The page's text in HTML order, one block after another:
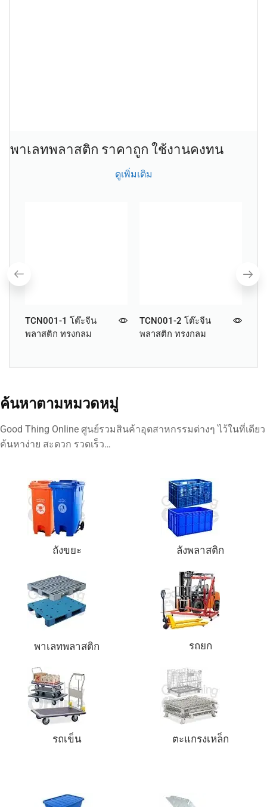
พาเลทพลาสติก ราคาถูก ใช้งานคงทน
ดูเพิ่มเติม
TCN001-1 โต๊ะจีน
พลาสติก ทรงกลม
TCN001-2 โต๊ะจีน
พลาสติก ทรงกลม
ค้นหาตามหมวดหมู่
Good Thing Online ศูนย์รวมสินค้าอุตสาหกรรมต่างๆ ไว้ในที่เดียว
ค้นหาง่าย สะดวก รวดเร็ว…
ถังขยะ ลังพลาสติก
พาเลทพลาสติก รถยก
รถเข็น ตะแกรงเหล็ก